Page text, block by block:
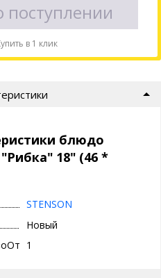
в 1 клик
блюдо
18" (46 *
STENSON
Новый
1